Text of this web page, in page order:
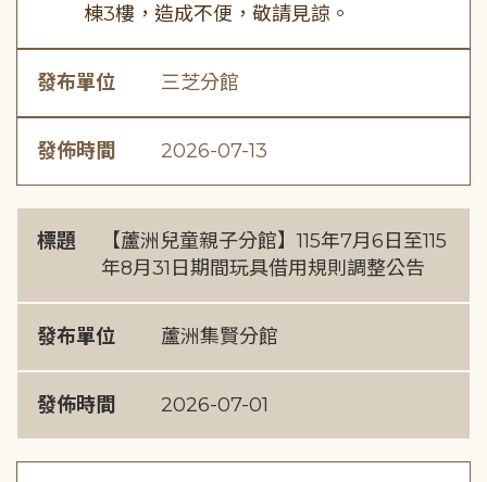
棟3樓，造成不便，敬請見諒。
發布單位 三芝分館
發佈時間 2026-07-13
標題
【蘆洲兒童親子分館】115年7月6日至115
年8月31日期間玩具借用規則調整公告
發布單位 蘆洲集賢分館
發佈時間 2026-07-01